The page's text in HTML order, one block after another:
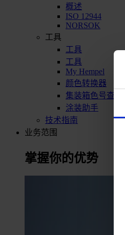
概述
ISO 12944
NORSOK
工具
工具
工具
My Hempel
颜色转换器
集装箱色号查询
涂装助手
技术指南
业务范围
掌握你的优势